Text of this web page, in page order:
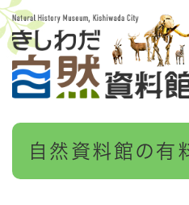
ペ
ー
ジ
メニューを飛
本
自然資料館の有